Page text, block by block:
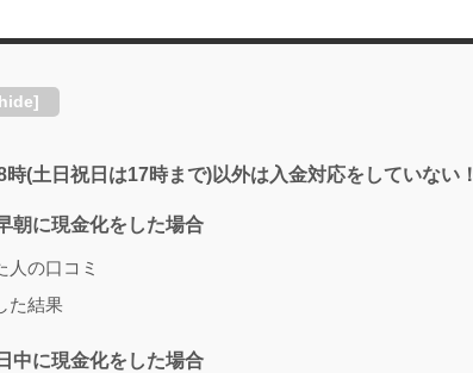
]
(土日祝日は17時まで)以外は入金対応をしていない！
朝に現金化をした場合
人の口コミ
た結果
中に現金化をした場合